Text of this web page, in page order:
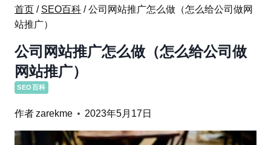
首页 / SEO百科 / 公司网站推广怎么做（怎么给公司做网
站推广）
公司网站推广怎么做（怎么给公司做
网站推广）
SEO百科
作者zarekme 2023年5月17日